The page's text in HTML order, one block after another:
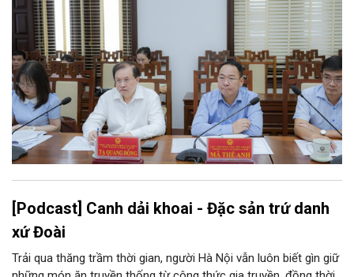
[Podcast] Canh dải khoai - Đặc sản trứ danh
xứ Đoài
Trải qua thăng trầm thời gian, người Hà Nội vẫn luôn biết gìn giữ